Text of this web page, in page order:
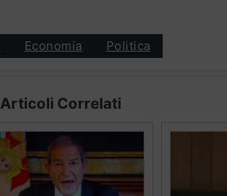
Economia Politica
Articoli Correlati